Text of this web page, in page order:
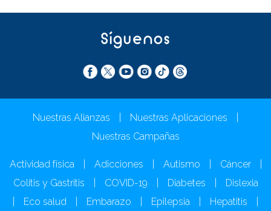
Síguenos
Nuestras Alianzas Nuestras Aplicaciones
Nuestras Campañas
Actividad física Adicciones Autismo Cáncer
Colitis y Gastritis
COVID-19 Diabetes
Dislexia
Eco salud Embarazo Epilepsia Hepatitis